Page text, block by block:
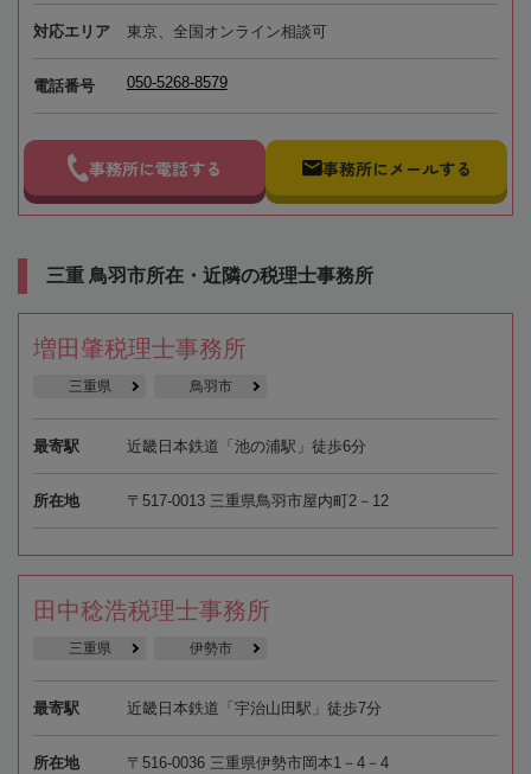
対応エリア 東京、全国オンライン相談可
電話番号 050-5268-8579
事務所に電話する 事務所にメールする
三重 鳥羽市所在・近隣の税理士事務所
増田肇税理士事務所
三重県 鳥羽市
最寄駅 近畿日本鉄道「池の浦駅」徒歩6分
所在地 〒517-0013 三重県鳥羽市屋内町2－12
田中稔浩税理士事務所
三重県 伊勢市
最寄駅 近畿日本鉄道「宇治山田駅」徒歩7分
所在地 〒516-0036 三重県伊勢市岡本1－4－4